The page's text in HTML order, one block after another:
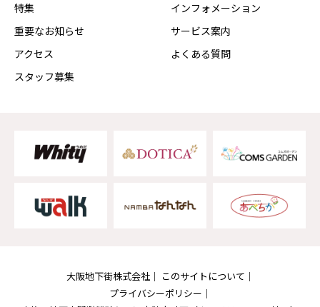
特集
重要なお知らせ
アクセス
スタッフ募集
インフォメーション
サービス案内
よくある質問
大阪地下街株式会社
このサイトについて
プライバシーポリシー